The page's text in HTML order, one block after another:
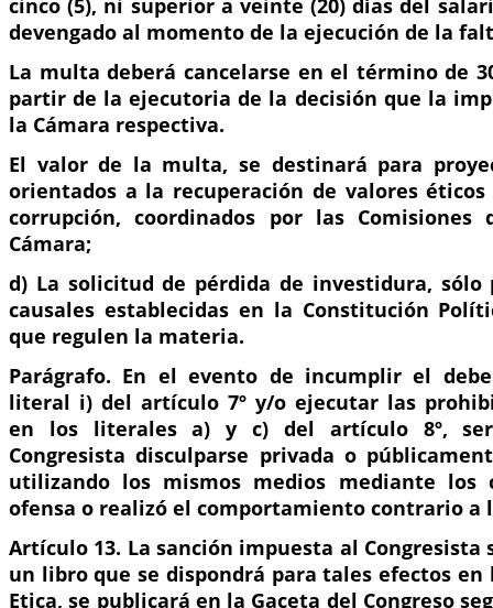
cinco (5), ni superior a veinte (20) días del
devengado al momento de la ejecución de la
La multa deberá cancelarse en el término de
partir de la ejecutoria de la decisión que la
la Cámara respectiva.
El valor de la multa, se destinará para
orientados a la recuperación de valores
corrupción, coordinados por las Comisiones
Cámara;
d) La solicitud de pérdida de investidura, sólo
causales establecidas en la Constitución
que regulen la materia.
Parágrafo. En el evento de incumplir el
literal i) del artículo 7º y/o ejecutar las
en los literales a) y c) del artículo 8º,
Congresista disculparse privada o
utilizando los mismos medios mediante los
ofensa o realizó el comportamiento contrario a
Artículo 13. La sanción impuesta al Congresista
un libro que se dispondrá para tales efectos en
Etica, se publicará en la Gaceta del Congreso